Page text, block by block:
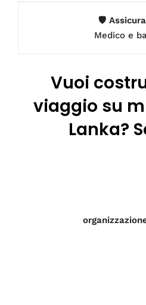
🛡
Medico e
Vuoi
viaggio su
Lanka?